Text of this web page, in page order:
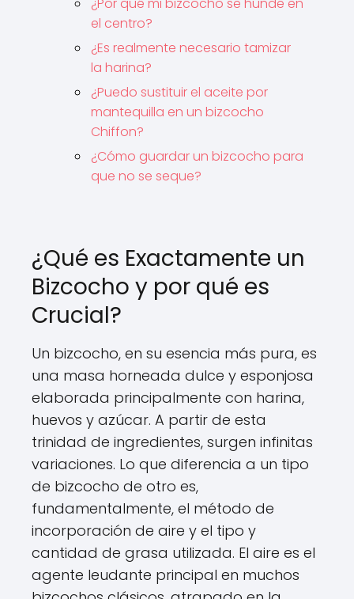
el centro?
¿Es realmente necesario tamizar
la harina?
¿Puedo sustituir el aceite por
mantequilla en un bizcocho
Chiffon?
¿Cómo guardar un bizcocho para
que no se seque?
¿Qué es Exactamente un
Bizcocho y por qué es
Crucial?
Un bizcocho, en su esencia más pura, es
una masa horneada dulce y esponjosa
elaborada principalmente con harina,
huevos y azúcar. A partir de esta
trinidad de ingredientes, surgen infinitas
variaciones. Lo que diferencia a un tipo
de bizcocho de otro es,
fundamentalmente, el método de
incorporación de aire y el tipo y
cantidad de grasa utilizada. El aire es el
agente leudante principal en muchos